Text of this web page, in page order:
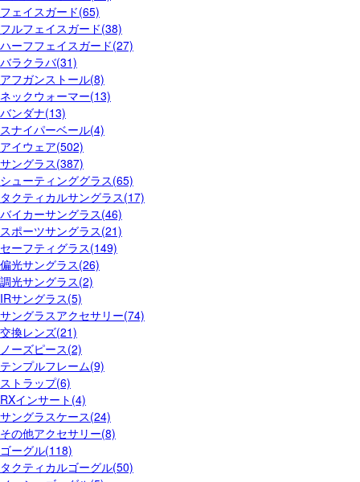
フェイスガード(65)
フルフェイスガード(38)
ハーフフェイスガード(27)
バラクラバ(31)
アフガンストール(8)
ネックウォーマー(13)
バンダナ(13)
スナイパーベール(4)
アイウェア(502)
サングラス(387)
シューティンググラス(65)
タクティカルサングラス(17)
バイカーサングラス(46)
スポーツサングラス(21)
セーフティグラス(149)
偏光サングラス(26)
調光サングラス(2)
IRサングラス(5)
サングラスアクセサリー(74)
交換レンズ(21)
ノーズピース(2)
テンプルフレーム(9)
ストラップ(6)
RXインサート(4)
サングラスケース(24)
その他アクセサリー(8)
ゴーグル(118)
タクティカルゴーグル(50)